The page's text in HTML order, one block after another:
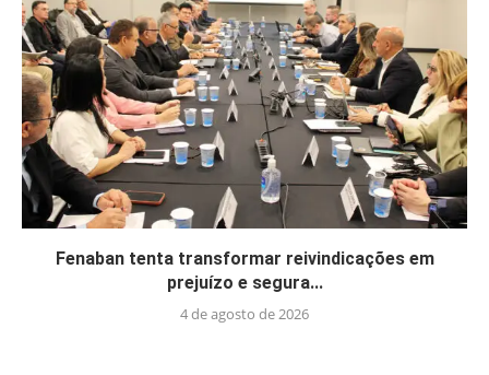
Fenaban tenta transformar reivindicações em
prejuízo e segura...
4 de agosto de 2026